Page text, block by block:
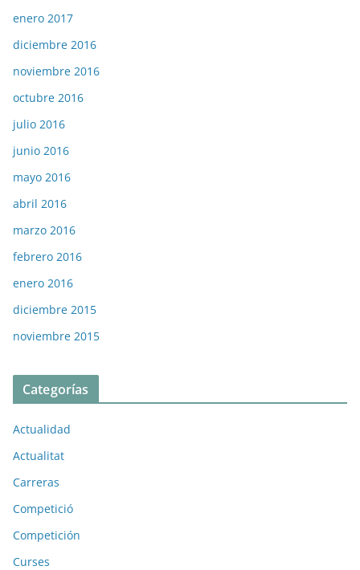
enero 2017
diciembre 2016
noviembre 2016
octubre 2016
julio 2016
junio 2016
mayo 2016
abril 2016
marzo 2016
febrero 2016
enero 2016
diciembre 2015
noviembre 2015
Categorías
Actualidad
Actualitat
Carreras
Competició
Competición
Curses